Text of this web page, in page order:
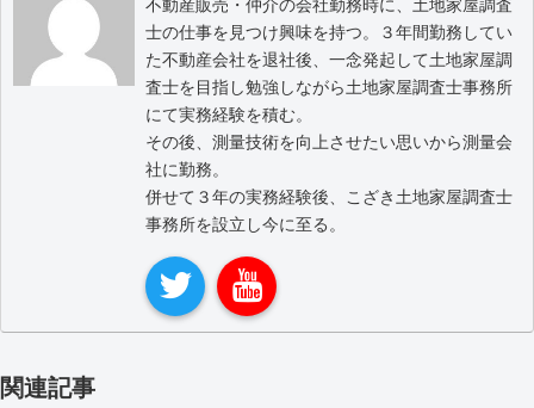
不動産販売・仲介の会社勤務時に、土地家屋調査
士の仕事を見つけ興味を持つ。３年間勤務してい
た不動産会社を退社後、一念発起して土地家屋調
査士を目指し勉強しながら土地家屋調査士事務所
にて実務経験を積む。
その後、測量技術を向上させたい思いから測量会
社に勤務。
併せて３年の実務経験後、こざき土地家屋調査士
事務所を設立し今に至る。
関連記事